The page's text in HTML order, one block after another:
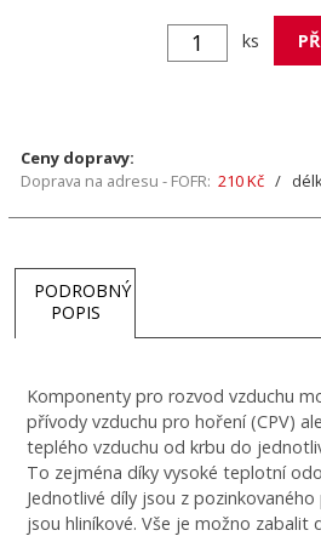
ks
Ceny dopravy:
Doprava na adresu - FOFR: 210 Kč /
PODROBNÝ
POPIS
Komponenty pro rozvod vzduchu
přívody vzduchu pro hoření (CPV)
teplého vzduchu od krbu do
To zejména díky vysoké teplotní
Jednotlivé díly jsou z
jsou hliníkové. Vše je možno zabalit